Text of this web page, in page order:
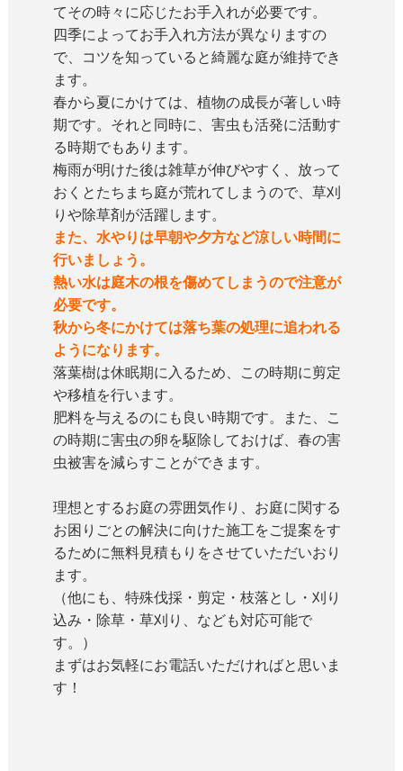
てその時々に応じたお手入れが必要です。
四季によってお手入れ方法が異なりますの
で、コツを知っていると綺麗な庭が維持でき
ます。
春から夏にかけては、植物の成長が著しい時
期です。それと同時に、害虫も活発に活動す
る時期でもあります。
梅雨が明けた後は雑草が伸びやすく、放って
おくとたちまち庭が荒れてしまうので、草刈
りや除草剤が活躍します。
また、水やりは早朝や夕方など涼しい時間に
行いましょう。
熱い水は庭木の根を傷めてしまうので注意が
必要です。
秋から冬にかけては落ち葉の処理に追われる
ようになります。
落葉樹は休眠期に入るため、この時期に剪定
や移植を行います。
肥料を与えるのにも良い時期です。また、こ
の時期に害虫の卵を駆除しておけば、春の害
虫被害を減らすことができます。
理想とするお庭の雰囲気作り、お庭に関する
お困りごとの解決に向けた施工をご提案をす
るために無料見積もりをさせていただいおり
ます。
（他にも、特殊伐採・剪定・枝落とし・刈り
込み・除草・草刈り、なども対応可能で
す。）
まずはお気軽にお電話いただければと思いま
す！